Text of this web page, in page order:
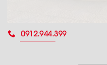
0912.944.399